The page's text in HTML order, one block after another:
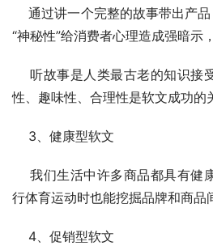
    通过讲一个完整的故事带出产品，使产品的“光环效应”和
“神秘性”给消费者心理造成强暗示
性、趣味性、合理性是软文成功的
    3、健康型软文
行体育运动时也能挖掘品牌和商品
    4、促销型软文